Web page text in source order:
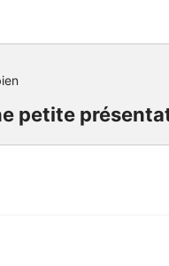
petite